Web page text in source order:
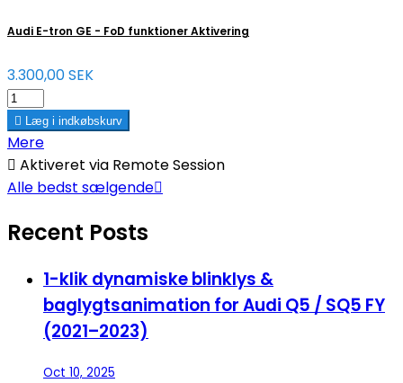
Audi E-tron GE - FoD funktioner Aktivering
3.300,00 SEK
 Læg i indkøbskurv
Mere
 Aktiveret via Remote Session
Alle bedst sælgende
Recent Posts
1-klik dynamiske blinklys &
baglygtsanimation for Audi Q5 / SQ5 FY
(2021–2023)
Oct 10, 2025